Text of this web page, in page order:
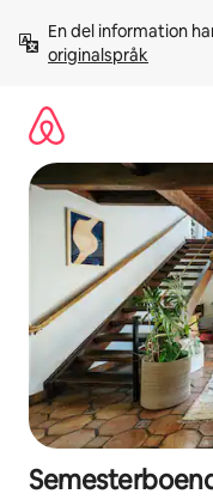
innehåll
En del information
originalspråk